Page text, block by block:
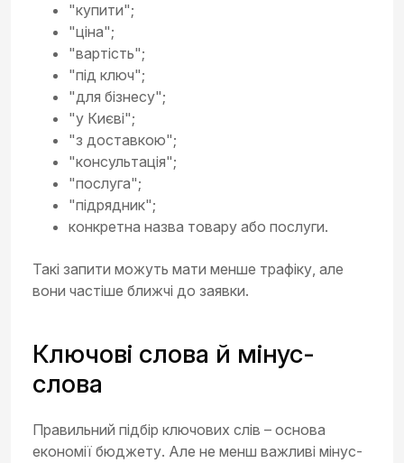
"купити";
"ціна";
"вартість";
"під ключ";
"для бізнесу";
"у Києві";
"з доставкою";
"консультація";
"послуга";
"підрядник";
конкретна назва товару або послуги.
Такі запити можуть мати менше трафіку, але
вони частіше ближчі до заявки.
Ключові слова й мінус-
слова
Правильний підбір ключових слів – основа
економії бюджету. Але не менш важливі мінус-